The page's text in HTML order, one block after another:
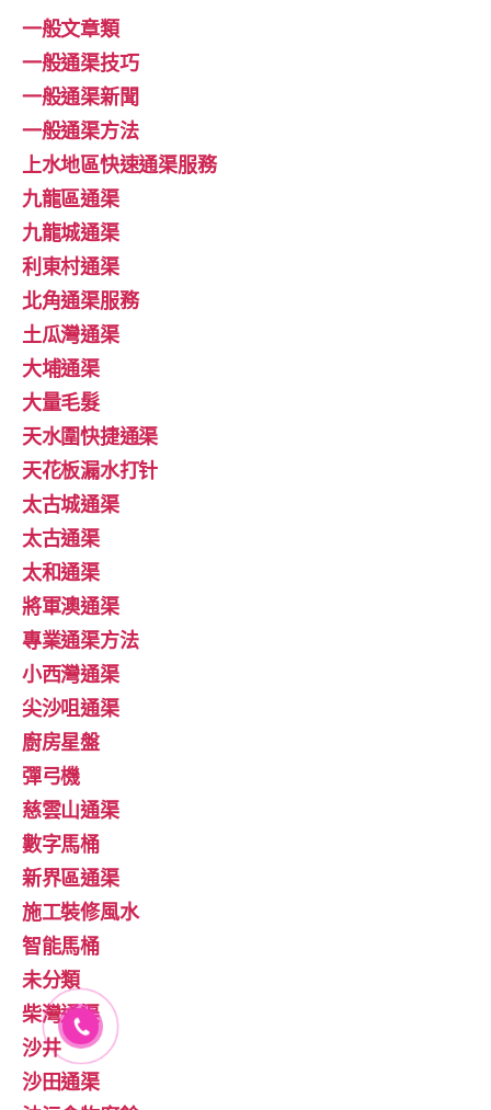
一般文章類
一般通渠技巧
一般通渠新聞
一般通渠方法
上水地區快速通渠服務
九龍區通渠
九龍城通渠
利東村通渠
北角通渠服務
土瓜灣通渠
大埔通渠
大量毛髮
天水圍快捷通渠
天花板漏水打针
太古城通渠
太古通渠
太和通渠
將軍澳通渠
專業通渠方法
小西灣通渠
尖沙咀通渠
廚房星盤
彈弓機
慈雲山通渠
數字馬桶
新界區通渠
施工裝修風水
智能馬桶
未分類
柴灣通渠
沙井
沙田通渠